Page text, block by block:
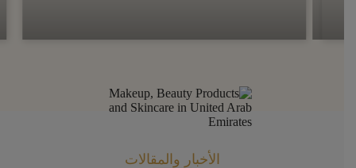
الأخبار والمقالات